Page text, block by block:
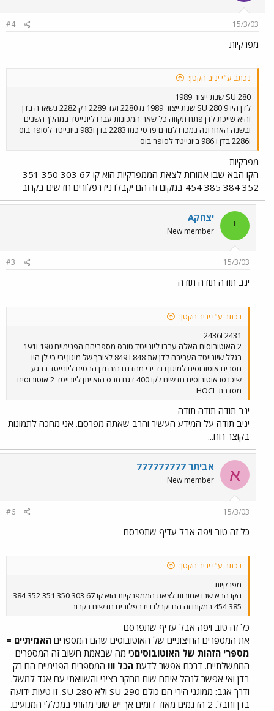
15/3/03
#4
מפרקיות
נכתב ע"י יניב הקטן:
280 SU שנת ייצור 1989
לדן היו 9 280 SU שנת ייצור 1989 מ 2280 ועד 2289 רק 2282 נשארה בדן
והיא שייכת לדן פתח תקווה כל שאר המכונות עברו ליונייטד במהלך השנים
ובשנה האחרונה נמכרו לגורם פרטי כמו 2283 בדן ו983 ביונייטד לסופר בוס
ו2286 בדן ו 986 ביונייטד לסופר בוס
מפרקיות
הקו הבא שבו אמורות לצאת הממפרקיות הוא קו 67 303 350 351
352 384 385 454 במקום זה הם יקבלו נידרפלורים חדשים בקרוב
י יצחקA
New member
15/3/03
#3
ינב תודה תודה תודה
נכתב ע"י יניב הקטן:
2431 ו2436
2 האוטובוסים האלה עברו ליונייטד טורס מספריהם הפנימיים 190 ו191
בגלל שיונייטד העבירה לדן את 848 ו 849 לצורך של מיגון ירי כי לן היו
חסרים אוטובוסים למיגון נגד ירי מהדגם הזה ודן הבטיח ליונייטד ברגע
שיכנסו אוטובוסים חדשים לקו 400 דגם מרס הוא יתן ליונייטד 2 אוטובוסים
מסדרת HOCL
ינב תודה תודה תודה
יניב תודה על המידע העשיר והרב שאתה מפרסם. אני מחכה לתמונות
בקוצר רוח...
א אביתר 777777777
New member
15/3/03
#6
כל זה טוב ויפה אבל עדיף שתפרסם
נכתב ע"י יניב הקטן:
מפרקיות
הקו הבא שבו אמורות לצאת הממפרקיות הוא קו 67 303 350 351 352 384
385 454 במקום זה הם יקבלו נידרפלורים חדשים בקרוב
כל זה טוב ויפה אבל עדיף שתפרסם
את המספרים החיצוניים של האוטובוסים שהם המספרים האמיתיים =
מספרי הזהות של האוטובוסיםכי מה שבאמת חשוב זה המספרים
הממשלתיים. דרכם אפשר לדעת הכל !!! המספרים הפנימיים הם רק
בדן ואי אפשר לנהל איתם שום מחקר רציני והשוואתי עם אגד למשל.
ודרך אגב: ממוגני הירי הם כולם SU 290 ולא SU 280. זו טעות ידועה
בדן וחבל. 2 הדגמים מאוד דומים אך יש שוני מהותי במכללי המנועים.